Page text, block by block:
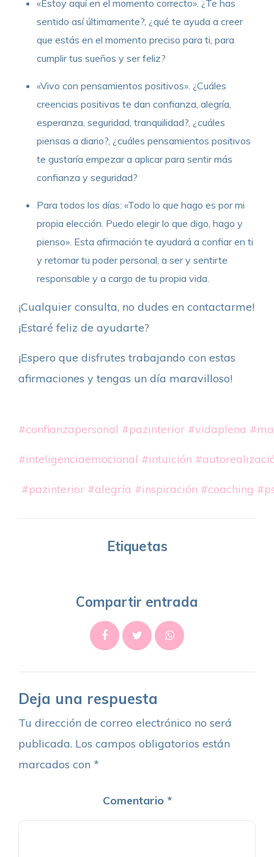
«Estoy aquí en el momento correcto». ¿Te has
sentido así últimamente?, ¿qué te ayuda a creer
que estás en el momento preciso para ti, para
cumplir tus sueños y ser feliz?
«Vivo con pensamientos positivos». ¿Cuáles
creencias positivas te dan confianza, alegría,
esperanza, seguridad, tranquilidad?, ¿cuáles
piensas a diario?, ¿cuáles pensamientos positivos
te gustaría empezar a aplicar para sentir más
confianza y seguridad?
Para todos los días: «Todo lo que hago es por mi
propia elección. Puedo elegir lo que digo, hago y
pienso». Esta afirmación te ayudará a confiar en ti
y retomar tu poder personal, a ser y sentirte
responsable y a cargo de tu propia vida.
¡Cualquier consulta, no dudes en contactarme!
¡Estaré feliz de ayudarte?
¡Espero que disfrutes trabajando con estas
afirmaciones y tengas un día maravilloso!
#confianzapersonal #pazinterior #vidaplena
#inteligenciaemocional #intuición
#pazinterior #alegría #inspiración #coaching
Etiquetas
Compartir entrada
Deja una respuesta
Tu dirección de correo electrónico no será
publicada. Los campos obligatorios están
marcados con *
Comentario *